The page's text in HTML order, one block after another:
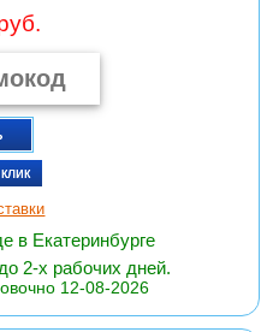
в Екатеринбурге
2-х рабочих дней.
12-08-2026